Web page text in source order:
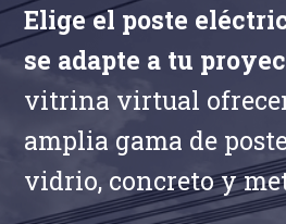
Elige el poste
se adapte a tu
vitrina virtual
amplia gama de
vidrio, concreto y